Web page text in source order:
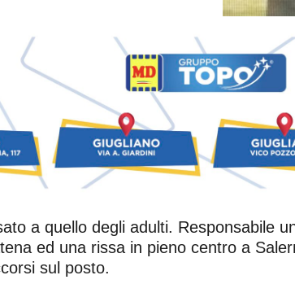
a quello degli adulti. Responsabile
ed una rissa in pieno centro a
sul posto.